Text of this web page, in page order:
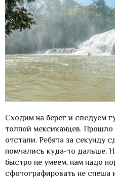
Сходим на берег и следуем
толпой мексиканцев.
отстали. Ребята за секунду
помчались куда-то дальше.
быстро не умеем, нам надо
сфотографировать не спеша